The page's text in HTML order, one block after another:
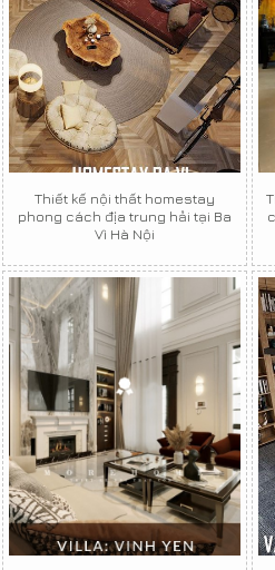
Thiết kế nội thất homestay
phong cách địa trung hải tại Ba
Vì Hà Nội